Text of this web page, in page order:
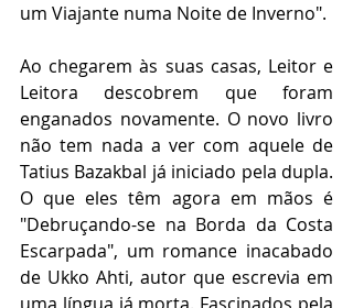
Ao chegarem às suas casas, Leitor e
Leitora descobrem que foram
enganados novamente. O novo livro
não tem nada a ver com aquele de
Tatius Bazakbal já iniciado pela dupla.
O que eles têm agora em mãos é
"Debruçando-se na Borda da Costa
Escarpada", um romance inacabado
de Ukko Ahti, autor que escrevia em